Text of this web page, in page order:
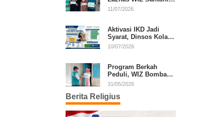
Anak Yatim dan
11/07/2026
Aktivasi IKD Jadi
Syarat, Dinsos Kolaka
Sosialisasikan
10/07/2026
Program Berkah
Peduli, WIZ Bombana
Bantu Lansia dan
31/05/2026
Berita Religius